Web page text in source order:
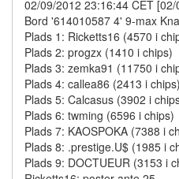
02/09/2012 23:16:44 CET
Bord '614010587 4' 9-max
Plads 1: Ricketts16 (4570 i
Plads 2: progzx (1410 i chips)
Plads 3: zemka91 (11750 i
Plads 4: callea86 (2413 i chips)
Plads 5: Calcasus (3902 i
Plads 6: twming (6596 i chips)
Plads 7: KAOSPOKA (7388 i
Plads 8: .prestige.U$ (1985 i
Plads 9: DOCTUEUR (3153 i